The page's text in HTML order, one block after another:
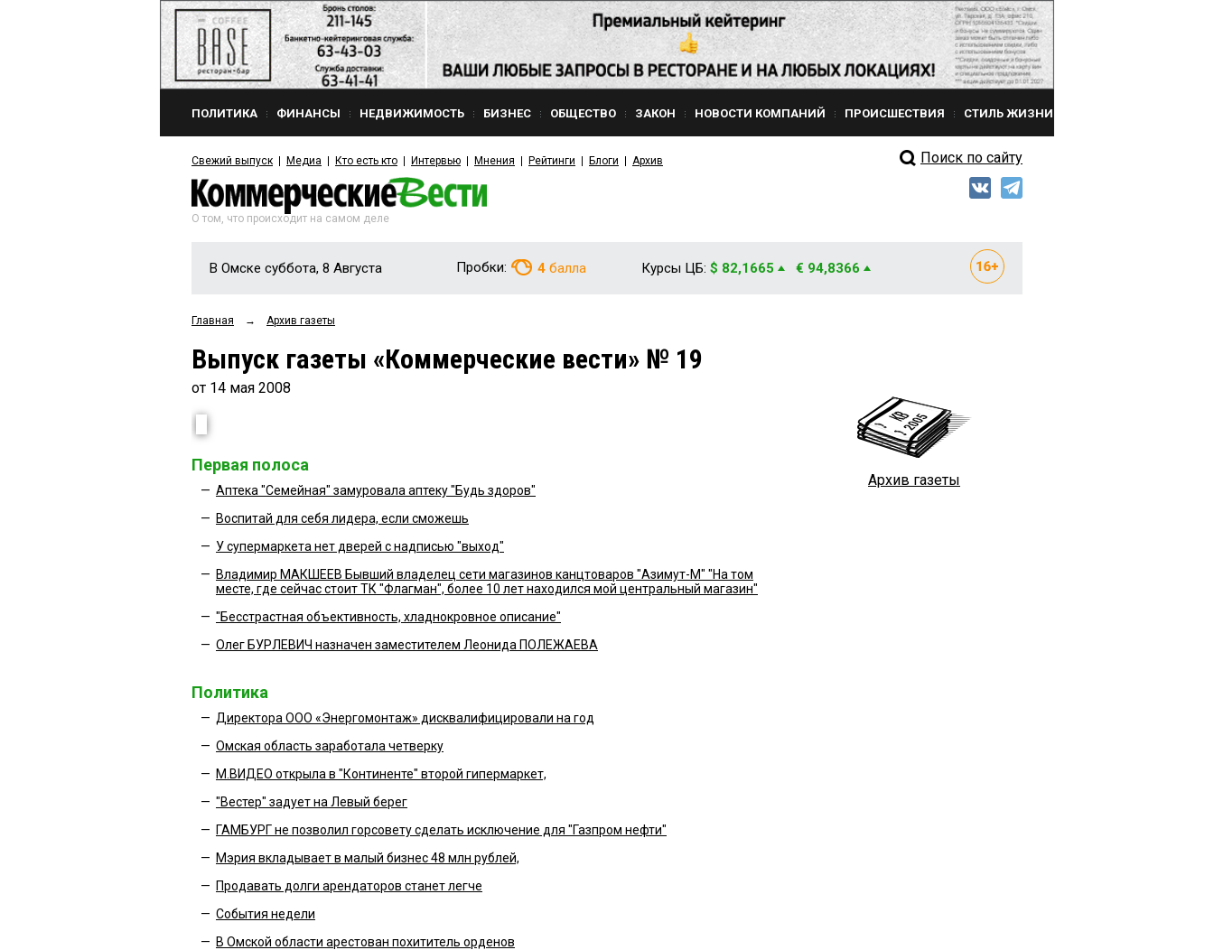
ПОЛИТИКА ФИНАНСЫ НЕДВИЖИМОСТЬ БИЗНЕС ОБЩЕСТВО ЗАКОН НОВОСТИ КОМПАНИЙ ПРОИСШЕСТВИЯ СТИЛЬ ЖИЗНИ
Свежий выпуск Медиа Кто есть кто Интервью Мнения Рейтинги Блоги Архив Поиск по сайту
О том, что происходит на самом деле
В Омске суббота, 8 Августа Пробки: 4 балла Курсы ЦБ: $ 82,1665 € 94,8366
Главная → Архив газеты
Выпуск газеты «Коммерческие вести» № 19
от 14 мая 2008
Первая полоса
— Аптека "Семейная" замуровала аптеку "Будь здоров"
— Воспитай для себя лидера, если сможешь
— У супермаркета нет дверей с надписью "выход"
— Владимир МАКШЕЕВ Бывший владелец сети магазинов канцтоваров "Азимут-М" "На том
месте, где сейчас стоит ТК "Флагман", более 10 лет находился мой центральный магазин"
— "Бесстрастная объективность, хладнокровное описание"
— Олег БУРЛЕВИЧ назначен заместителем Леонида ПОЛЕЖАЕВА
Политика
— Директора ООО «Энергомонтаж» дисквалифицировали на год
— Омская область заработала четверку
— М.ВИДЕО открыла в "Континенте" второй гипермаркет,
— "Вестер" задует на Левый берег
— ГАМБУРГ не позволил горсовету сделать исключение для "Газпром нефти"
— Мэрия вкладывает в малый бизнес 48 млн рублей,
— Продавать долги арендаторов станет легче
— События недели
— В Омской области арестован похититель орденов
Архив газеты